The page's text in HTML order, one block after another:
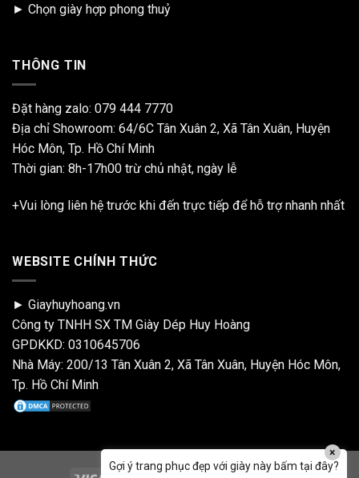
► Chọn giày hợp phong thuỷ
THÔNG TIN
Đặt hàng zalo: 079 444 7770
Địa chỉ Showroom: 64/6C Tân Xuân 2, Xã Tân Xuân, Huyện
Hóc Môn, Tp. Hồ Chí Minh
Thời gian: 8h-17h00 trừ chủ nhật, ngày lễ
+Vui lòng liên hệ trước khi đến trực tiếp để hỗ trợ nhanh nhất
WEBSITE CHÍNH THỨC
► Giayhuyhoang.vn
Công ty TNHH SX TM Giày Dép Huy Hoàng
GPDKKD: 0310645706
Nhà Máy: 200/13 Tân Xuân 2, Xã Tân Xuân, Huyện Hóc Môn,
Tp. Hồ Chí Minh
Gợi ý trang phục đẹp với giày này bấm tại đây?
×